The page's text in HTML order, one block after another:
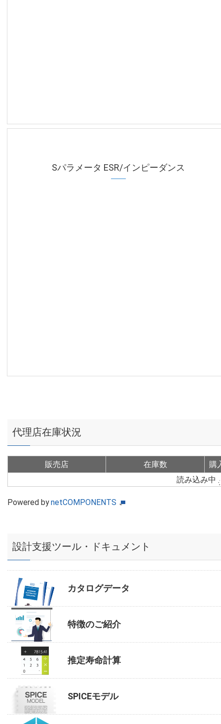
Sパラメータ ESR/インピーダンス
代理店在庫状況
販売店 在庫数
購
読み込み中
Powered bynetCOMPONENTS
設計支援ツール・ドキュメント
カタログデータ
特徴のご紹介
推定寿命計算
SPICEモデル